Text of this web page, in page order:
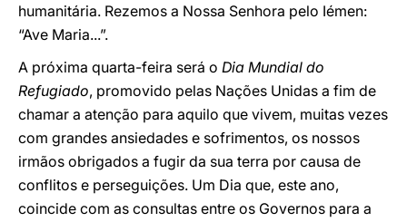
humanitária. Rezemos a Nossa Senhora pelo Iémen:
“Ave Maria...”.
A próxima quarta-feira será o Dia Mundial do
Refugiado, promovido pelas Nações Unidas a fim de
chamar a atenção para aquilo que vivem, muitas vezes
com grandes ansiedades e sofrimentos, os nossos
irmãos obrigados a fugir da sua terra por causa de
conflitos e perseguições. Um Dia que, este ano,
coincide com as consultas entre os Governos para a